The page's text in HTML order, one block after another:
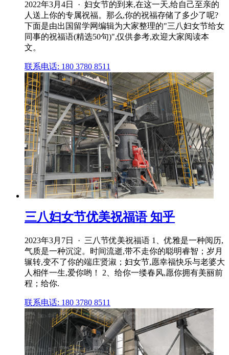
2022年3月4日 · 妇女节的到来,在这一天,给自己至亲的
人送上你的专属祝福。那么,你的祝福存储了多少了呢?
下面是由出国留学网编辑为大家整理的"三八妇女节给女
同事的祝福语(精选50句)",仅供参考,欢迎大家阅读本
文。
联系电话: 180 3780 8511
三八妇女节优美祝福语 知乎
2023年3月7日 · 三八节优美祝福语 1、优雅是一种阅历,
气质是一种沉淀。时间流逝,带不走你的聪明睿智；岁月
辗转,变不了你的端庄贤淑；妇女节,愿幸福快乐与老婆大
人相伴一生,爱你哟！ 2、给你一缕春风,愿你拥有美丽前
程；给你.
联系电话: 180 3780 8511